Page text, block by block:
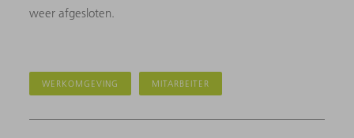
weer afgesloten.
WERKOMGEVING MITARBEITER